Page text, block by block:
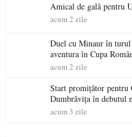
Amical de gală pentru
acum 2 zile
Duel cu Minaur în
aventura în Cupa
acum 2 zile
Start promițător
Dumbrăvița în debutul
acum 3 zile